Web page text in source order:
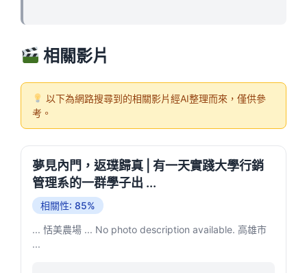
相關影片
以下為網路搜尋到的相關影片經AI整理而來，僅供參
考。
夢見內門，返璞歸真 | 有一天實踐大學行銷
管理系的一群學子出 ...
相關性: 85%
... 恬美農場 ... No photo description available. 高雄市
...